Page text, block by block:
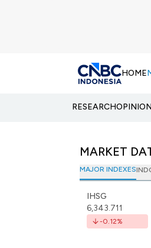
HOME
RESEARCHOPINION
MARKET
MAJOR INDEXES
IHSG
6,343.711
-0.12%